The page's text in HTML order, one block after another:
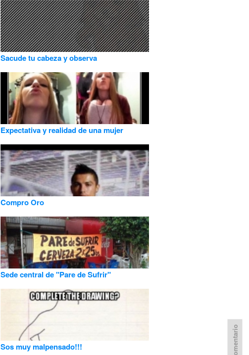
Sacude tu cabeza y observa
Expectativa y realidad de una mujer
Compro Oro
Sede central de "Pare de Sufrir"
Sos muy malpensado!!!